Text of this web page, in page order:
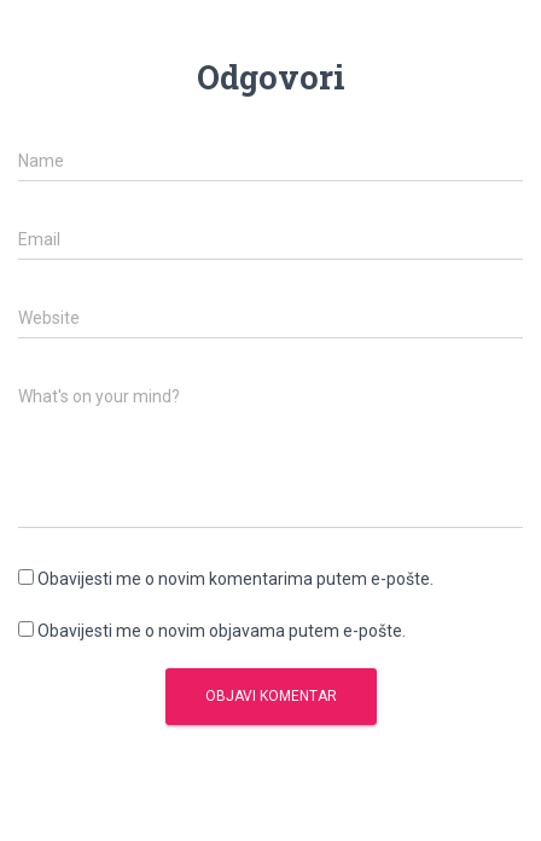
Odgovori
Name
Email
Website
What's on your mind?
Obavijesti me o novim komentarima putem e-pošte.
Obavijesti me o novim objavama putem e-pošte.